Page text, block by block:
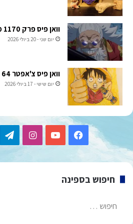
וואן פיס פרק 1170 מתורגם לעברית
יום שני - 20 ביולי 2026
וואן פיס צ'אפטר 64 מתורגם לעברית!
יום שישי - 17 ביולי 2026
Facebook
YouTube
חיפוש בספינה